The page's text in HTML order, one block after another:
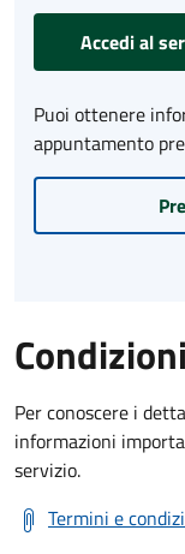
Accedi al
Puoi ottenere
appuntamento
Per conoscere i
informazioni
servizio.
Termini e